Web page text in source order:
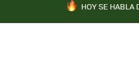
HOY SE HABLA